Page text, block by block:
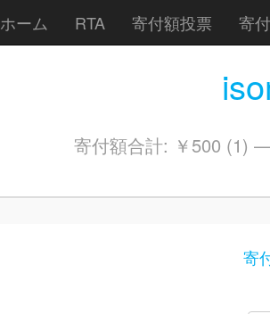
ホーム RTA 寄付額投票 寄
寄付額合計: ￥500 (1)
寄